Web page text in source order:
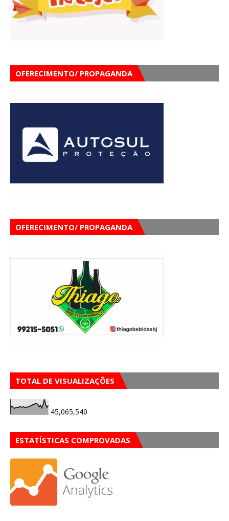
OFERECIMENTO/ PROPAGANDA
OFERECIMENTO/ PROPAGANDA
TOTAL DE VISUALIZAÇÕES
45,065,540
ESTATÍSTICAS COMPROVADAS